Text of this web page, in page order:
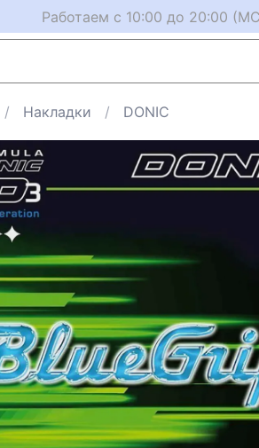
Работаем с 10:00 до 20:00
Накладки DONIC